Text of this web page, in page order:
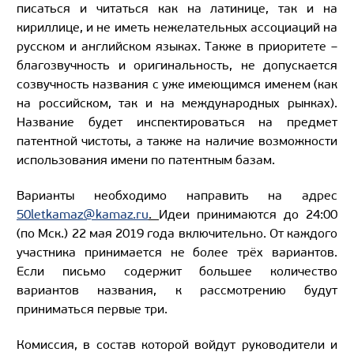
писаться и читаться как на латинице, так и на
кириллице, и не иметь нежелательных ассоциаций на
русском и английском языках. Также в приоритете –
благозвучность и оригинальность, не допускается
созвучность названия с уже имеющимся именем (как
на российском, так и на международных рынках).
Название будет инспектироваться на предмет
патентной чистоты, а также на наличие возможности
использования имени по патентным базам.
Варианты необходимо направить на адрес
50letkamaz@kamaz.ru. Идеи принимаются до 24:00
(по Мск.) 22 мая 2019 года включительно. От каждого
участника принимается не более трёх вариантов.
Если письмо содержит большее количество
вариантов названия, к рассмотрению будут
приниматься первые три.
Комиссия, в состав которой войдут руководители и